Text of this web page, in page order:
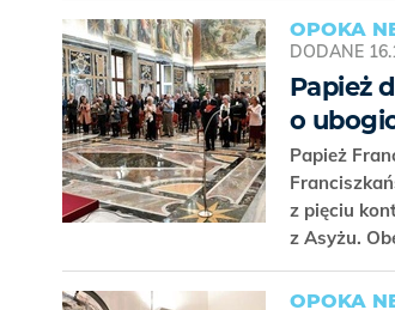
OPOKA
DODANE
Papież
o
Papież
z pięciu
z Asyżu.
OPOKA